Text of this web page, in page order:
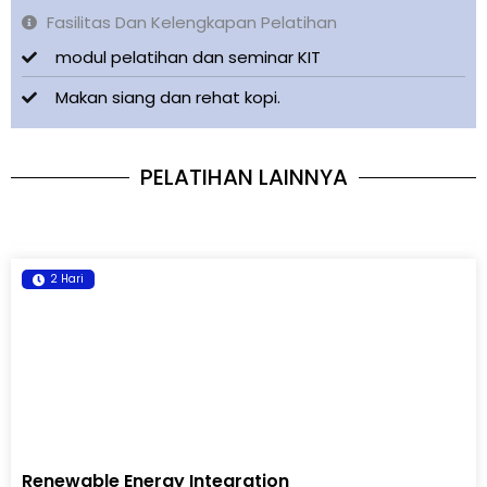
Fasilitas Dan Kelengkapan Pelatihan
modul pelatihan dan seminar KIT
Makan siang dan rehat kopi.
PELATIHAN LAINNYA
2 Hari
Renewable Energy Integration